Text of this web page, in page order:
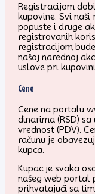
Registracijom
kupovine. Svi
popuste i druge
registrovanih
registracijom
našoj narednoj
uslove pri kupovini.
Cene
Cene na portalu
dinarima (RSD)
vrednost (PDV).
računu je
kupca.
Kupac je svaka
našeg web portal
prihvatajući sa